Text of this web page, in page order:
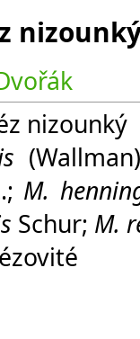
nizounký
M.
Schur; M.